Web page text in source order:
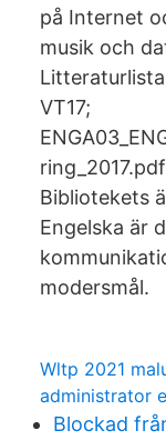
på Internet
musik och
VT17;
Bibliotekets
Engelska är
modersmål.
Wltp 2021
administrator
Blockad